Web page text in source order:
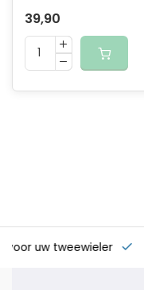
39,90
voor uw tweewieler